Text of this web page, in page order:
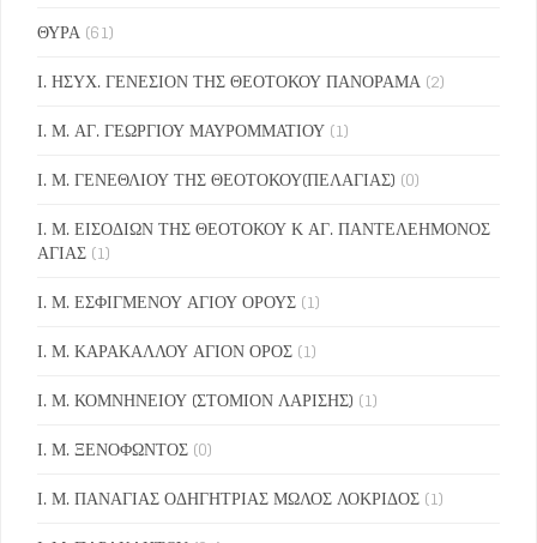
ΘΥΡΑ (61)
Ι. ΗΣΥΧ. ΓΕΝΕΣΙΟΝ ΤΗΣ ΘΕΟΤΟΚΟΥ ΠΑΝΟΡΑΜΑ (2)
Ι. Μ. ΑΓ. ΓΕΩΡΓΙΟΥ ΜΑΥΡΟΜΜΑΤΙΟΥ (1)
Ι. Μ. ΓΕΝΕΘΛΙΟΥ ΤΗΣ ΘΕΟΤΟΚΟΥ(ΠΕΛΑΓΙΑΣ) (0)
Ι. Μ. ΕΙΣΟΔΙΩΝ ΤΗΣ ΘΕΟΤΟΚΟΥ Κ ΑΓ. ΠΑΝΤΕΛΕΗΜΟΝΟΣ
ΑΓΙΑΣ (1)
Ι. Μ. ΕΣΦΙΓΜΕΝΟΥ ΑΓΙΟΥ ΟΡΟΥΣ (1)
Ι. Μ. ΚΑΡΑΚΑΛΛΟΥ ΑΓΙΟΝ ΟΡΟΣ (1)
Ι. Μ. ΚΟΜΝΗΝΕΙΟΥ (ΣΤΟΜΙΟΝ ΛΑΡΙΣΗΣ) (1)
Ι. Μ. ΞΕΝΟΦΩΝΤΟΣ (0)
Ι. Μ. ΠΑΝΑΓΙΑΣ ΟΔΗΓΗΤΡΙΑΣ ΜΩΛΟΣ ΛΟΚΡΙΔΟΣ (1)